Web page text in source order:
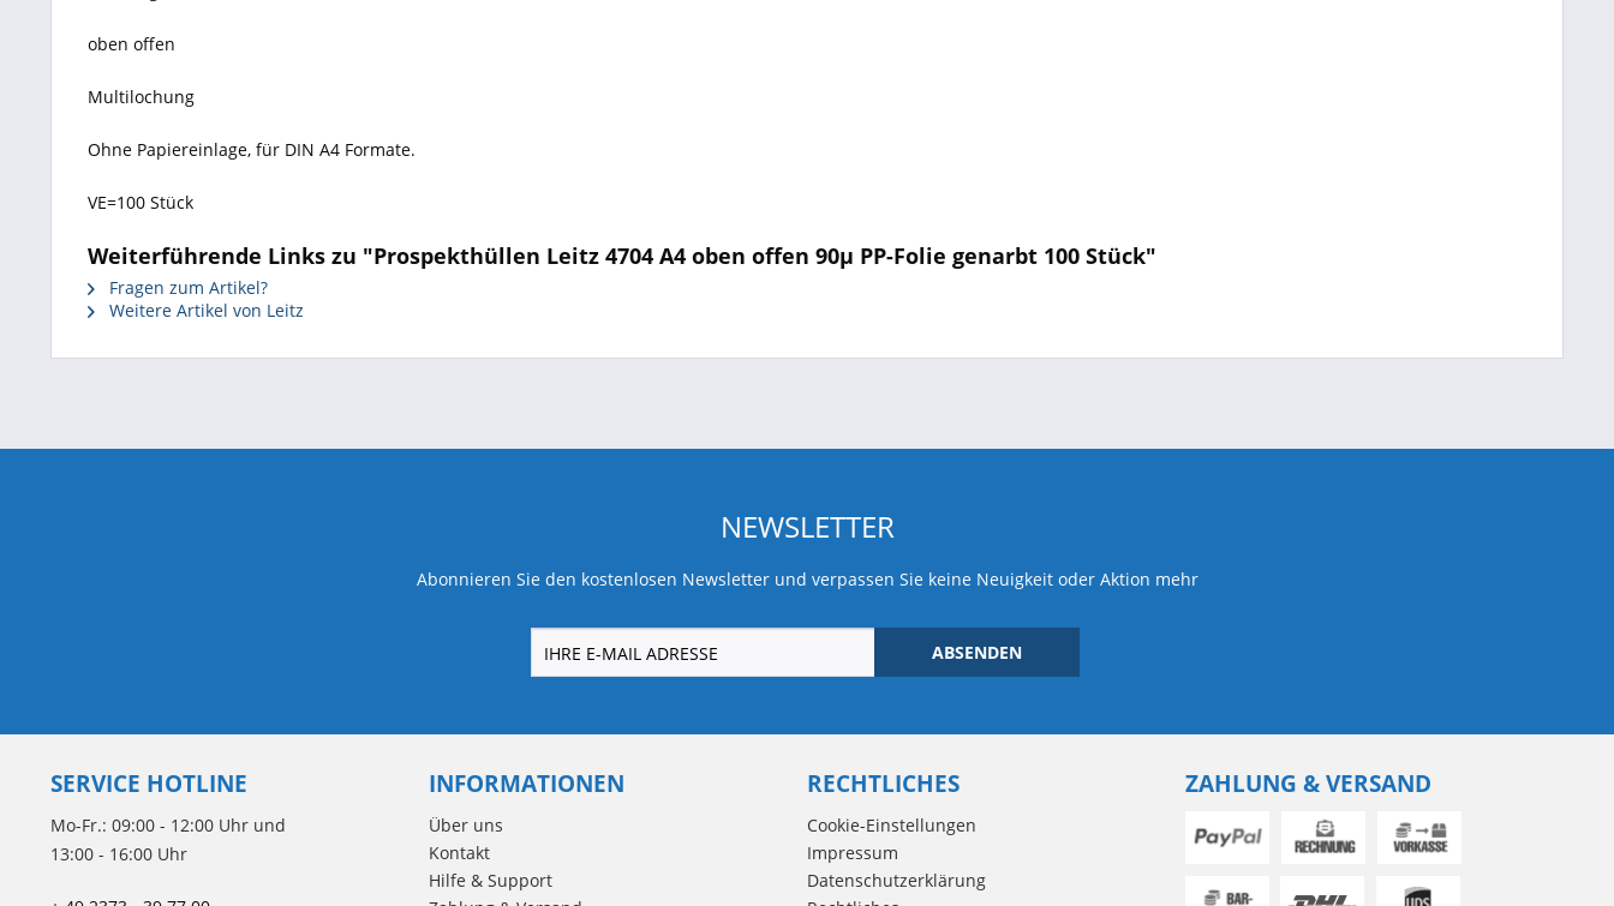
oben offen
Multilochung
Ohne Papiereinlage, für DIN A4 Formate.
VE=100 Stück
Weiterführende Links zu "Prospekthüllen Leitz 4704 A4 oben offen 90µ PP-Folie genarbt 100 Stück"
Fragen zum Artikel?
Weitere Artikel von Leitz
NEWSLETTER
Abonnieren Sie den kostenlosen Newsletter und verpassen Sie keine Neuigkeit oder Aktion mehr
ABSENDEN
SERVICE HOTLINE
Mo-Fr.: 09:00 - 12:00 Uhr und
13:00 - 16:00 Uhr
INFORMATIONEN
Über uns
Kontakt
Hilfe & Support
RECHTLICHES
Cookie-Einstellungen
Impressum
Datenschutzerklärung
ZAHLUNG & VERSAND